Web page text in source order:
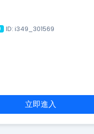
ID: i349_301569
立即進入